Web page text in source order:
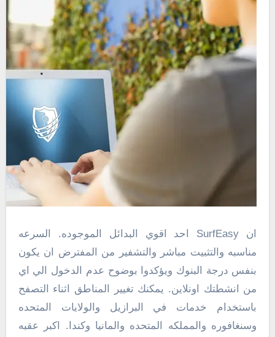
ان SurfEasy احد اقوي البدائل الموجوده. السرعه
مناسبه والتثبيت مباشر والتشفير من المفترض ان يكون
بنفس درجة البنوك ويؤكدوا بوضوح عدم الدخول الي اي
من انشطتك اونلاين. يمكنك تغيير المناطق اثناء التصفح
باستخدام خدمات في البرازيل والولايات المتحده
وسنغافوره والمملكه المتحده والمانيا وكندا. اكبر عقبه